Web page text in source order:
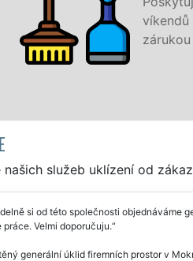
svátků. Uklidíme vše, co
práce.
našich služeb uklízení od
si od této společnosti objednáváme
Velmi doporučuju.
generální úklid firemních prostor v